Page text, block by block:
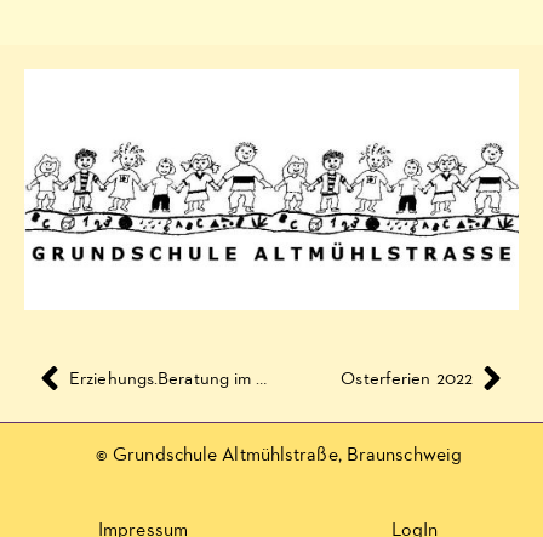
Osterferien 2022
© Grundschule Altmühlstraße, Braunschweig
Impressum LogIn